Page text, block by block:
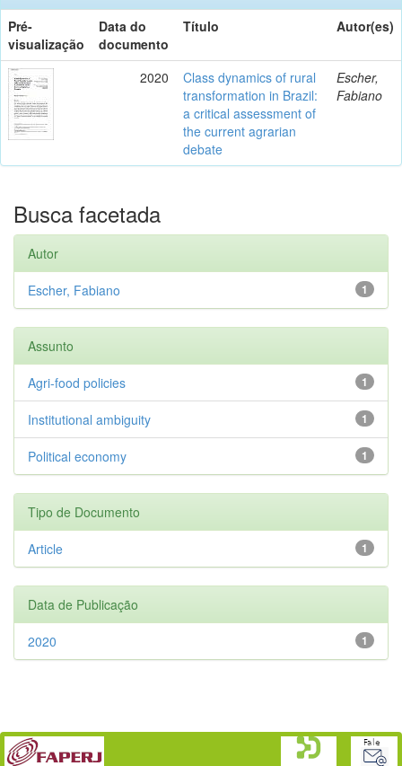
Pré-
visualização
Data do
documento
Título Autor(es)
2020
Class dynamics of rural
transformation in Brazil:
a critical assessment of
the current agrarian
debate
Escher,
Fabiano
Busca facetada
Autor
1
Escher, Fabiano
Assunto
1
Agri-food policies
1
Institutional ambiguity
1
Political economy
Tipo de Documento
1
Article
Data de Publicação
1
2020